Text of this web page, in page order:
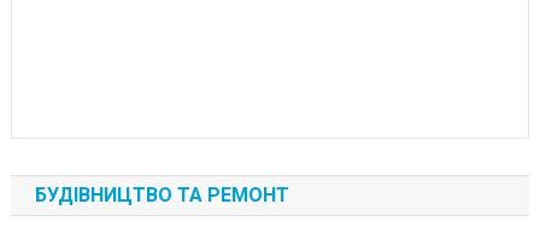
БУДІВНИЦТВО ТА РЕМОНТ